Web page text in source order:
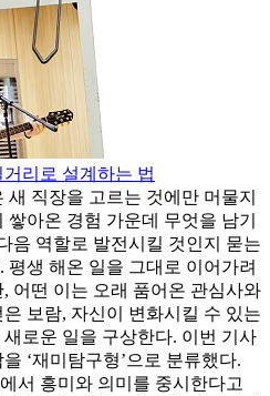
리로 설계하는 법
새 직장을 고르는 것에만 머물지
쌓아온 경험 가운데 무엇을 남기
음 역할로 발전시킬 것인지 묻는
평생 해온 일을 그대로 이어가려
어떤 이는 오래 품어온 관심사와
보람, 자신이 변화시킬 수 있는
로운 일을 구상한다. 이번 기사
‘재미탐구형’으로 분류했다.
서 흥미와 의미를 중시한다고